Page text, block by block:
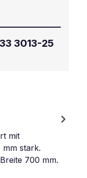
3013-25
mit
stark.
700 mm.